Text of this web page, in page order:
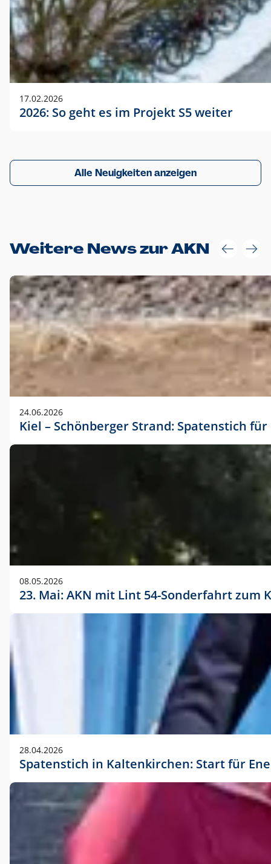
17.02.2026
2026: So geht es im Projekt S5 weiter
Alle Neuigkeiten anzeigen
Weitere News zur AKN
24.06.2026
Kiel – Schönberger Strand: Spatenstich
08.05.2026
23. Mai: AKN mit Lint 54-Sonderfahrt
28.04.2026
Spatenstich in Kaltenkirchen: Start für